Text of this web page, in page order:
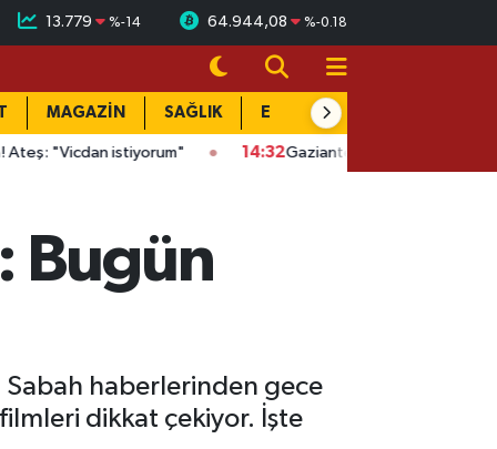
13.779 %-14 64.944,08 %-0.18
MAGAZİN SAĞLIK EĞİTİM
istiyorum" 14:32 Gaziantep'te kaçak kazıya suçüstü: Evin
Bugün
Sabah haberlerinden gece
dikkat çekiyor. İşte